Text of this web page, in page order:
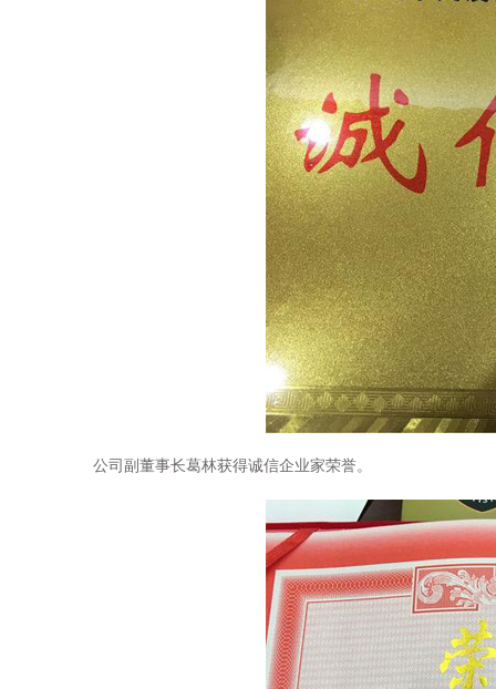
公司副董事长葛林获得诚信企业家荣誉。